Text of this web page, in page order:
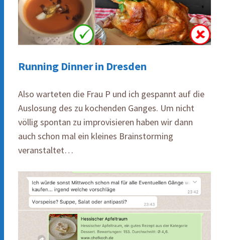
Running Dinner in Dresden
Also warteten die Frau P und ich gespannt auf die
Auslosung des zu kochenden Ganges. Um nicht
völlig spontan zu improvisieren haben wir dann
auch schon mal ein kleines Brainstorming
veranstaltet…